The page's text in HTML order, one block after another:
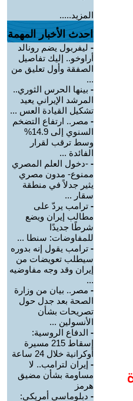
المزيد.....
احدث الأخبار المهمة
- ليفربول يضم رونالد
أراوخو.. إليك تفاصيل
الصفقة وأول تعليق من
...
- بينها الحرس الثوري..
المرشد الإيراني يعيد
تشكيل القيادة العس ...
- مصر.. ارتفاع التضخم
السنوي إلى 14.9%
وسط ترقب لقرار
الفائدة ...
- -دخول العلم المصري
ممنوع- مدون مصري
يثير جدلاً في منطقة
سقار ...
- ترامب يردّ على
مطالب إيران ويضع
شرطًا جديدًا
للمفاوضات: سنطا ...
- ترامب يقول إنه بدوره
سيطلب تعويضات من
إيران وقد وجه مفاوضيه
...
- مصر.. بيان من وزارة
الصحة بعد جدل حول
تصريحات بشأن
الأنسولين ...
- الدفاع الروسية:
إسقاط 215 مسيرة
أوكرانية خلال 24 ساعة
- إيران لترامب.. لا
مساومة بشأن مضيق
هرمز
- دبلوماسي أمريكي: